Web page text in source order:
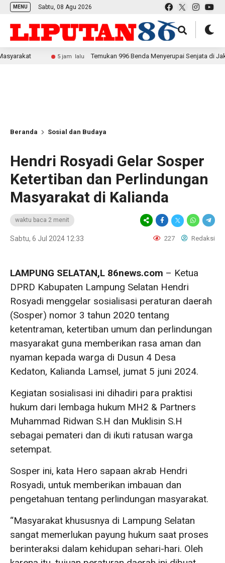
MENU Sabtu, 08 Agu 2026
5 jam lalu Temukan 996 Benda Menyerupai Senjata di Jaksel,
Beranda Sosial dan Budaya
Hendri Rosyadi Gelar Sosper
Ketertiban dan Perlindungan
Masyarakat di Kalianda
waktu baca 2 menit
Sabtu, 6 Jul 2024 12:33 227 Redaksi
LAMPUNG SELATAN,L 86news.com – Ketua
DPRD Kabupaten Lampung Selatan Hendri
Rosyadi menggelar sosialisasi peraturan daerah
(Sosper) nomor 3 tahun 2020 tentang
ketentraman, ketertiban umum dan perlindungan
masyarakat guna memberikan rasa aman dan
nyaman kepada warga di Dusun 4 Desa
Kedaton, Kalianda Lamsel, jumat 5 juni 2024.
Kegiatan sosialisasi ini dihadiri para praktisi
hukum dari lembaga hukum MH2 & Partners
Muhammad Ridwan S.H dan Muklisin S.H
sebagai pemateri dan di ikuti ratusan warga
setempat.
Sosper ini, kata Hero sapaan akrab Hendri
Rosyadi, untuk memberikan imbauan dan
pengetahuan tentang perlindungan masyarakat.
“Masyarakat khususnya di Lampung Selatan
sangat memerlukan payung hukum saat proses
berinteraksi dalam kehidupan sehari-hari. Oleh